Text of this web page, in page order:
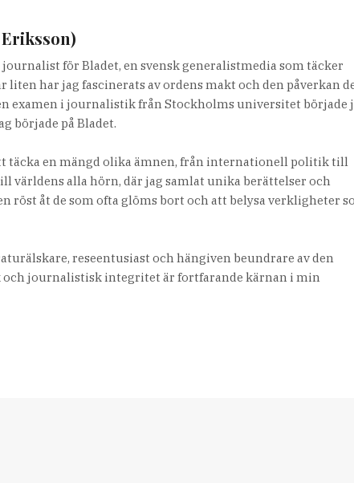
för Bladet, en svensk generalistmedia som täcker
liten har jag fascinerats av ordens makt och den påverkan
examen i journalistik från Stockholms universitet började
började på Bladet.
täcka en mängd olika ämnen, från internationell politik till
världens alla hörn, där jag samlat unika berättelser och
röst åt de som ofta glöms bort och att belysa verkligheter
reseentusiast och hängiven beundrare av den
och journalistisk integritet är fortfarande kärnan i min